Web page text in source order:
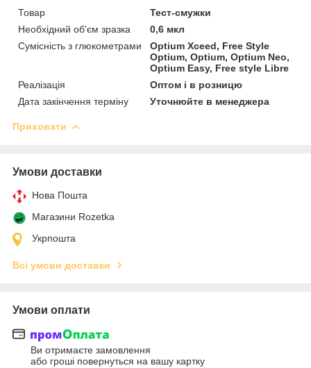
Товар
Тест-смужки
Необхідний об'єм зразка
0,6 мкл
Сумісність з глюкометрами
Optium Xceed, Free Style
Optium, Optium, Optium Neo,
Optium Easy, Free style Libre
Реалізація
Оптом і в розницю
Дата закінчення терміну
Уточнюйте в менеджера
Приховати
Умови доставки
Нова Пошта
Магазини Rozetka
Укрпошта
Всі умови доставки
Умови оплати
Ви отримаєте замовлення
або гроші повернуться на вашу картку